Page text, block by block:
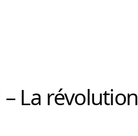
La révolution